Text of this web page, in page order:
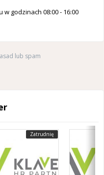
godzinach 08:00 - 16:00
lub spam
Zatrudnię